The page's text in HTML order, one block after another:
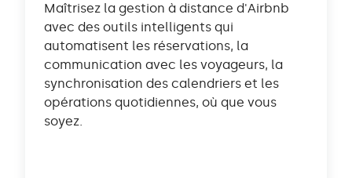
Maîtrisez la gestion à distance d'Airbnb
avec des outils intelligents qui
automatisent les réservations, la
communication avec les voyageurs, la
synchronisation des calendriers et les
opérations quotidiennes, où que vous
soyez.